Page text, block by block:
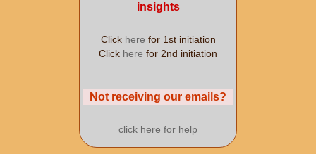
insights
Click here for 1st initiation
Click here for 2nd initiation
Not receiving our emails?
click here for help